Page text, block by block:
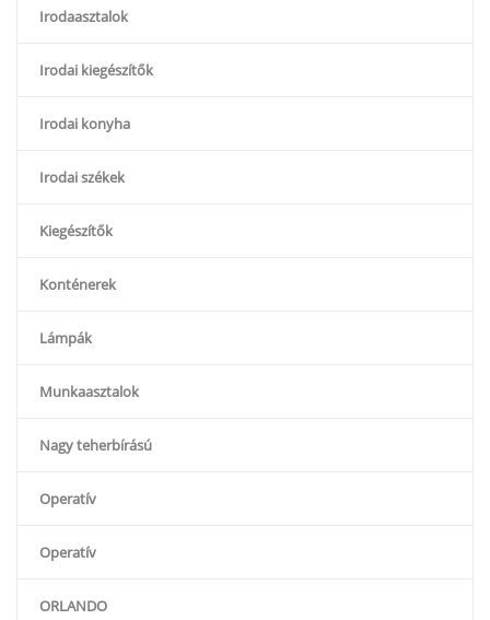
Irodaasztalok
Irodai kiegészítők
Irodai konyha
Irodai székek
Kiegészítők
Konténerek
Lámpák
Munkaasztalok
Nagy teherbírású
Operatív
Operatív
ORLANDO